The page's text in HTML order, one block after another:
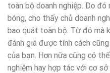
toàn bộ doanh nghiệp. Do đó
bóng, cho thấy chủ doanh
bao quát toàn bộ. Từ đó mà
đánh giá được tính cách
của bạn. Hơn nữa cũng có
nghiệm hay hợp tác với cơ sở